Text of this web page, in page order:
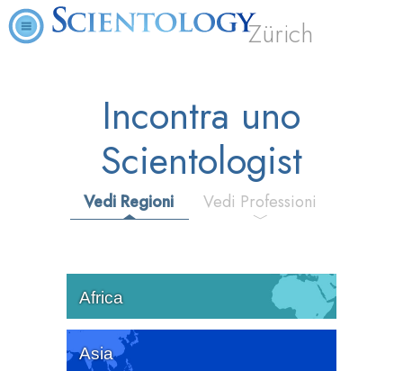
Zürich
Incontra uno
Scientologist
Vedi Regioni Vedi Professioni
Africa
Asia